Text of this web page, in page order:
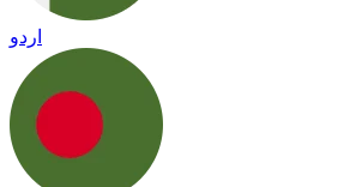
اردو